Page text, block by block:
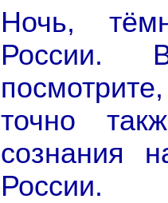
Ночь,
России.
точно
сознания
России.